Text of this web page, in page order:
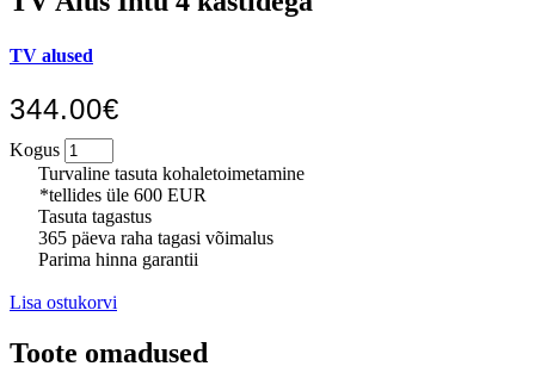
TV alused
344.00€
Kogus
Turvaline tasuta kohaletoimetamine
*tellides üle 600 EUR
Tasuta tagastus
365 päeva raha tagasi võimalus
Parima hinna garantii
Lisa ostukorvi
Toote omadused